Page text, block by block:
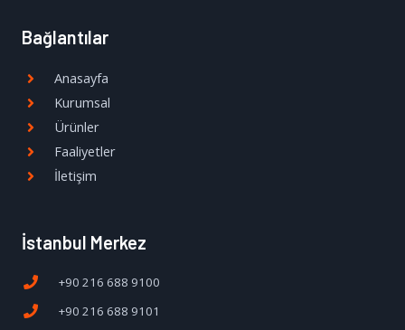
Bağlantılar
Anasayfa
Kurumsal
Ürünler
Faaliyetler
İletişim
İstanbul Merkez
+90 216 688 9100
+90 216 688 9101